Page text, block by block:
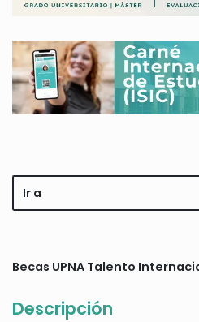
Ir a
Becas UPNA Talento
Descripción